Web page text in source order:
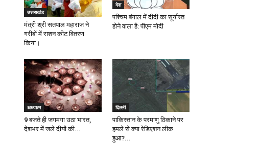
उत्तराखंड
मंत्री श्री सतपाल महाराज ने
गरीबों में राशन कीट वितरण
किया।
देश
पश्चिम बंगाल में दीदी का सूर्यास्त
होने वाला है: पीएम मोदी
अध्यात्म
9 बजते ही जगमगा उठा भारत,
देशभर में जले दीयों की...
दिल्ली
पाकिस्तान के परमाणु ठिकाने पर
हमले से क्या रेडिएशन लीक
हुआ?...